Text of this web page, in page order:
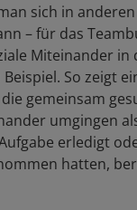
sich in
– für das
Miteinander in
So zeigt
gemeinsam
umgingen
erledigt
hatten,